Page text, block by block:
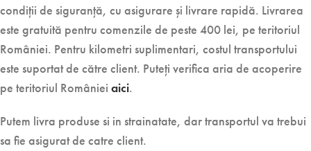
condiții de siguranță, cu asigurare și livrare rapidă. Livrarea
este gratuită pentru comenzile de peste 400 lei, pe teritoriul
României. Pentru kilometri suplimentari, costul transportului
este suportat de către client. Puteți verifica aria de acoperire
pe teritoriul României aici.
Putem livra produse si in strainatate, dar transportul va trebui
sa fie asigurat de catre client.